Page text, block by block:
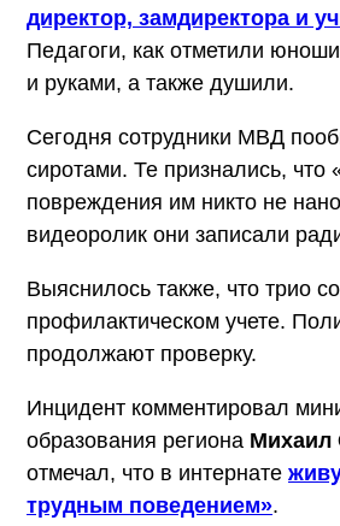
директор, замдиректора и
Педагоги, как отметили
и руками, а также душили.
Сегодня сотрудники МВД
сиротами. Те признались, что
повреждения им никто не
видеоролик они записали
Выяснилось также, что трио
профилактическом учете.
продолжают проверку.
Инцидент комментировал
образования региона Михаил
отмечал, что в интернате
трудным поведением».